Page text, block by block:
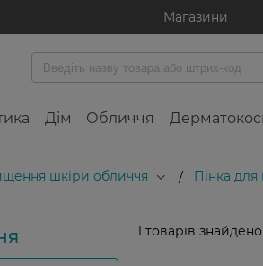
Магазини
Дім Обличчя
шкіри обличчя / Пінка
1 товарів знайдено